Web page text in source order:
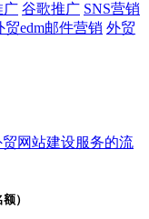
广 谷歌推广 SNS营销
贸edm邮件营销 外贸
网站建设服务的流
）